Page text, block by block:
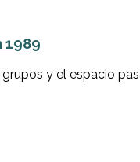
1989
y el espacio